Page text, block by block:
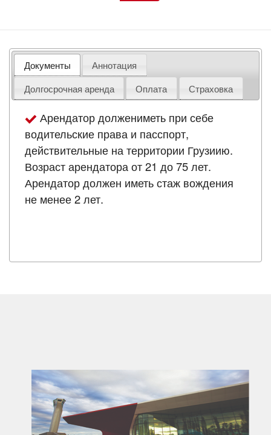
Документы
Аннотация
Долгосрочная аренда
Оплата Страховка
Арендатор должениметь при себе
водительские права и пасспорт,
действительные на территории Грузиию.
Возраст арендатора от 21 до 75 лет.
Арендатор должен иметь стаж вождения
не менее 2 лет.